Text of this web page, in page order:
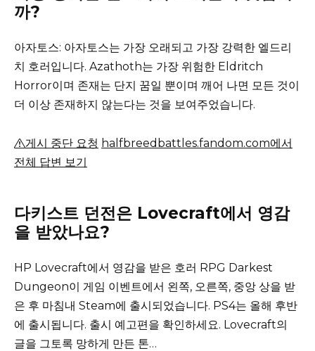
까?
아자토스: 아자토스는 가장 오래되고 가장 강력한 엘드리
치 호러입니다. Azathoth는 가장 위험한 Eldritch
Horror이며 존재는 단지 꿈일 뿐이며 깨어 나면 모든 것이
더 이상 존재하지 않는다는 것을 보여주었습니다.
게시 중단 요청 halfbreedbattles.fandom.com에서
전체 답변 보기
다키스트 던전은 Lovecraft에서 영감
을 받았나요?
HP Lovecraft에서 영감을 받은 호러 RPG Darkest
Dungeon이 게임 이벤트에서 왼쪽, 오른쪽, 중앙 상을 받
은 후 마침내 Steam에 출시되었습니다. PS4는 올해 후반
에 출시됩니다. 출시 예고편을 확인하세요. Lovecraft의
글을 그토록 망하게 만든 톤…